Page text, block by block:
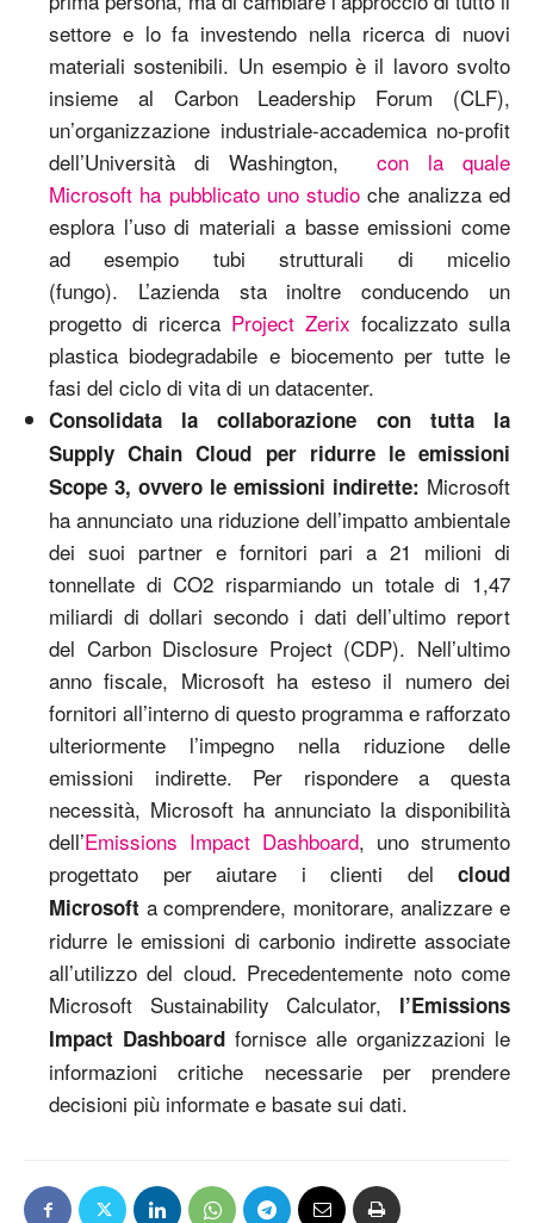
settore e lo fa investendo nella ricerca di nuovi
materiali sostenibili. Un esempio è il lavoro svolto
insieme al Carbon Leadership Forum (CLF),
un’organizzazione industriale-accademica no-profit
dell’Università di Washington, con la quale
Microsoft ha pubblicato uno studio che analizza ed
esplora l’uso di materiali a basse emissioni come
ad esempio tubi strutturali di micelio
(fungo). L’azienda sta inoltre conducendo un
progetto di ricerca Project Zerix focalizzato sulla
plastica biodegradabile e biocemento per tutte le
fasi del ciclo di vita di un datacenter.
Consolidata la collaborazione con tutta la
Supply Chain Cloud per ridurre le emissioni
Scope 3, ovvero le emissioni indirette: Microsoft
ha annunciato una riduzione dell’impatto ambientale
dei suoi partner e fornitori pari a 21 milioni di
tonnellate di CO2 risparmiando un totale di 1,47
miliardi di dollari secondo i dati dell’ultimo report
del Carbon Disclosure Project (CDP). Nell’ultimo
anno fiscale, Microsoft ha esteso il numero dei
fornitori all’interno di questo programma e rafforzato
ulteriormente l’impegno nella riduzione delle
emissioni indirette. Per rispondere a questa
necessità, Microsoft ha annunciato la disponibilità
dell’Emissions Impact Dashboard, uno strumento
progettato per aiutare i clienti del cloud
Microsoft a comprendere, monitorare, analizzare e
ridurre le emissioni di carbonio indirette associate
all’utilizzo del cloud. Precedentemente noto come
Microsoft Sustainability Calculator, l’Emissions
Impact Dashboard fornisce alle organizzazioni le
informazioni critiche necessarie per prendere
decisioni più informate e basate sui dati.